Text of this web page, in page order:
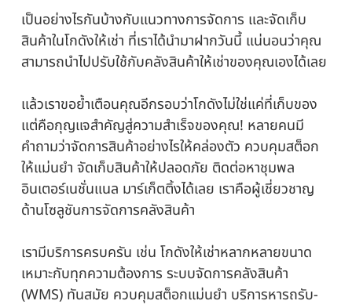
เป็นอย่างไรกันบ้างกับแนวทางการจัดการ และจัดเก็บ
สินค้าในโกดังให้เช่า ที่เราได้นำมาฝากวันนี้ แน่นอนว่าคุณ
สามารถนำไปปรับใช้กับคลังสินค้าให้เช่าของคุณเองได้เลย
แล้วเราขอย้ำเตือนคุณอีกรอบว่าโกดังไม่ใช่แค่ที่เก็บของ
แต่คือกุญแจสำคัญสู่ความสำเร็จของคุณ! หลายคนมี
คำถามว่าจัดการสินค้าอย่างไรให้คล่องตัว ควบคุมสต็อก
ให้แม่นยำ จัดเก็บสินค้าให้ปลอดภัย ติดต่อหาชุมพล
อินเตอร์เนชั่นแนล มาร์เก็ตติ้งได้เลย เราคือผู้เชี่ยวชาญ
ด้านโซลูชันการจัดการคลังสินค้า
เรามีบริการครบครัน เช่น โกดังให้เช่าหลากหลายขนาด
เหมาะกับทุกความต้องการ ระบบจัดการคลังสินค้า
(WMS) ทันสมัย ควบคุมสต็อกแม่นยำ บริการหารถรับ-